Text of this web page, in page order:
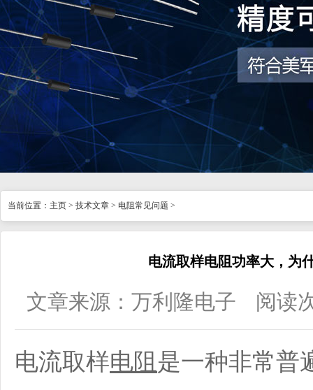
当前位置： 主页 > 技术文章 > 电阻常见问题 >
电流取样电阻功率大，为
文章来源：万利隆电子 阅读
电流取样电阻 是一种非常普